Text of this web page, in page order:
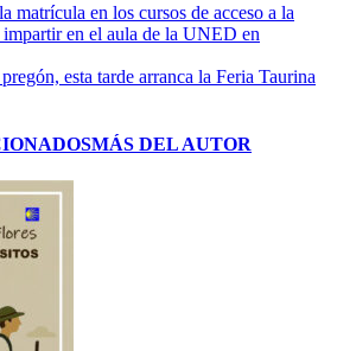
matrícula en los cursos de acceso a la
en el aula de la UNED en
esta tarde arranca la Feria Taurina
MÁS DEL AUTOR